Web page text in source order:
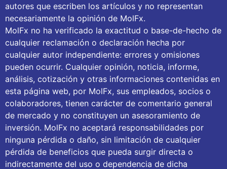
autores que escriben los artículos y no representan
necesariamente la opinión de MolFx.
MolFx no ha verificado la exactitud o base-de-hecho de
cualquier reclamación o declaración hecha por
cualquier autor independiente: errores y omisiones
pueden ocurrir. Cualquier opinión, noticia, informe,
análisis, cotización y otras informaciones contenidas en
esta página web, por MolFx, sus empleados, socios o
colaboradores, tienen carácter de comentario general
de mercado y no constituyen un asesoramiento de
inversión. MolFx no aceptará responsabilidades por
ninguna pérdida o daño, sin limitación de cualquier
pérdida de beneficios que pueda surgir directa o
indirectamente del uso o dependencia de dicha